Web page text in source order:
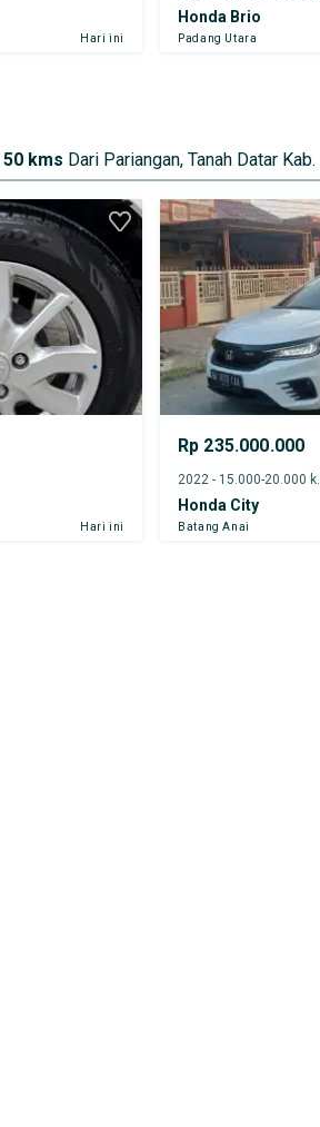
Hari ini
Honda Brio
Padang Utara
50 kms Dari Pariangan, Tanah Datar Kab.
Hari ini
Rp 235.000.000
2022 - 15.000-20.000 km
Honda City
Batang Anai